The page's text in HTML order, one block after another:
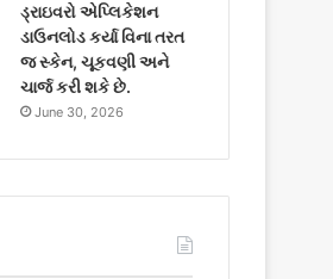
ડ્રાઇવરો એપ્લિકેશન
ડાઉનલોડ કર્યા વિના તરત
જ સ્કેન, ચૂકવણી અને
ચાર્જ કરી શકે છે.
June 30, 2026